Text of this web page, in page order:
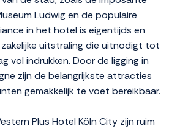
Ludwig en de populaire
in het hotel is eigentijds en
uitstraling die uitnodigt tot
vol indrukken. Door de ligging in
zijn de belangrijkste attracties
gemakkelijk te voet bereikbaar.
Plus Hotel Köln City zijn ruim